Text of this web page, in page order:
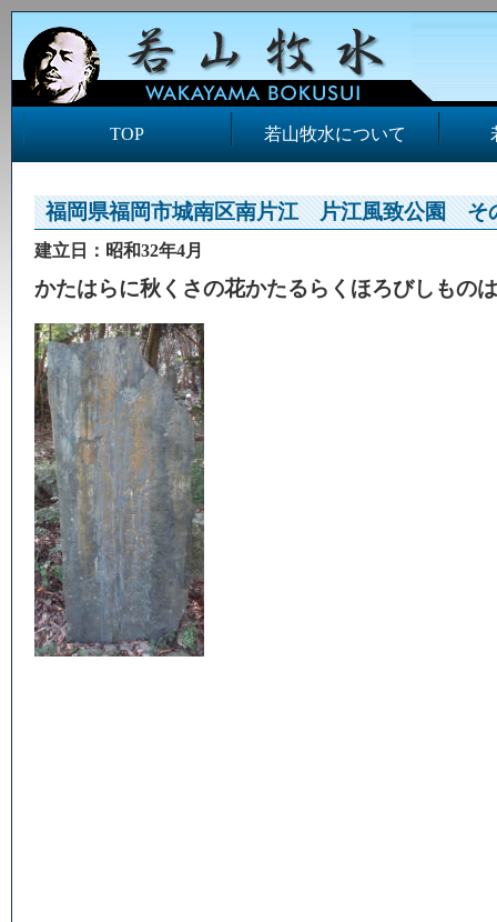
TOP 若山牧水について
福岡県福岡市城南区南片江 片江風致公園 そ
建立日：昭和32年4月
かたはらに秋くさの花かたるらくほろびしもの